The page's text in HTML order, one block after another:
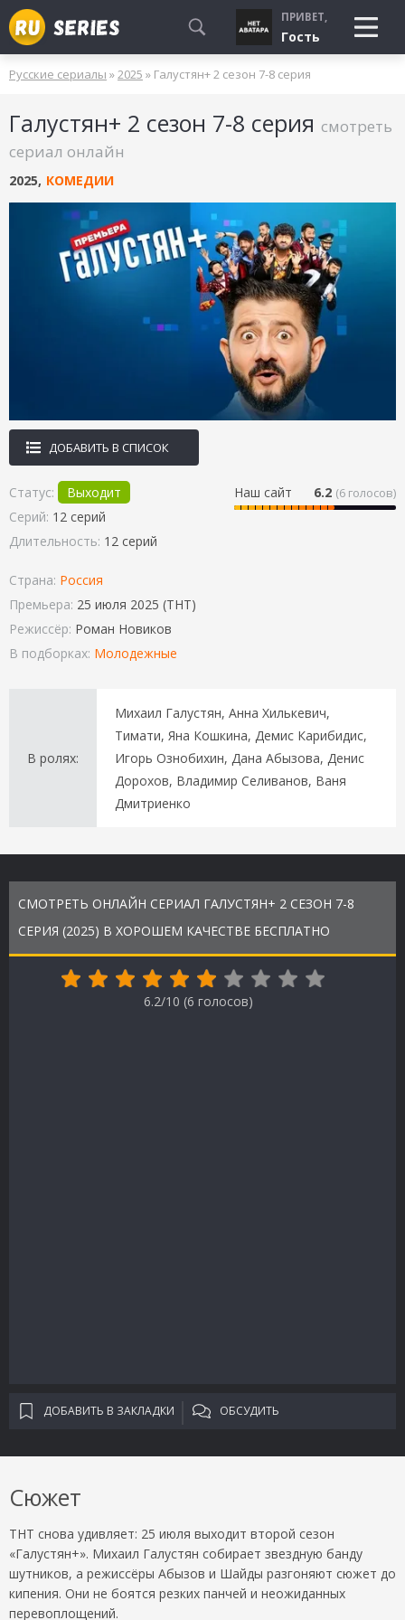
СМОТРЮ
БУДУ СМОТРЕТЬ
УЖЕ СМОТРЕЛ
ПРИВЕТ,
Гость
Русские сериалы »2025 » Галустян+ 2 сезон 7-8 серия
Галустян+ 2 сезон 7-8 серия смотреть
сериал онлайн
2025, КОМЕДИИ
ДОБАВИТЬ В СПИСОК
Наш сайт 6.2 (6 голосов)
Статус:
Выходит
Серий: 12 серий
Длительность: 12 серий
Страна: Россия
Премьера: 25 июля 2025 (ТНТ)
Режиссёр: Роман Новиков
В подборках: Молодежные
В ролях:
Михаил Галустян, Анна Хилькевич,
Тимати, Яна Кошкина, Демис Карибидис,
Игорь Ознобихин, Дана Абызова, Денис
Дорохов, Владимир Селиванов, Ваня
Дмитриенко
СМОТРЕТЬ ОНЛАЙН СЕРИАЛ ГАЛУСТЯН+ 2 СЕЗОН 7-8
СЕРИЯ (2025) В ХОРОШЕМ КАЧЕСТВЕ БЕСПЛАТНО
6.2/10 (6 голосов)
ДОБАВИТЬ В ЗАКЛАДКИ ОБСУДИТЬ
Сюжет
ТНТ снова удивляет: 25 июля выходит второй сезон
«Галустян+». Михаил Галустян собирает звездную банду
шутников, а режиссёры Абызов и Шайды разгоняют сюжет до
кипения. Они не боятся резких панчей и неожиданных
перевоплощений.